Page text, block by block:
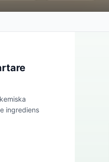
ingrediens